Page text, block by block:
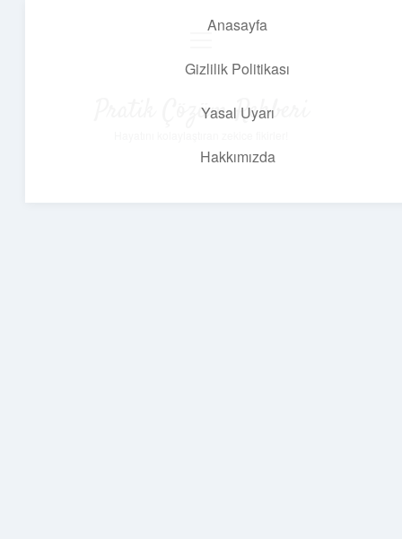
Anasayfa
Gizlilik Politikası
Yasal Uyarı
Hakkımızda
Pratik Çözüm Rehberi